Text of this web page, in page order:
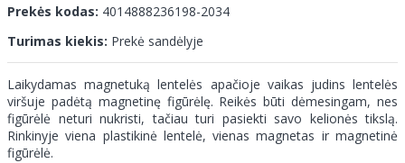
Prekės kodas: 4014888236198-2034
Turimas kiekis: Prekė sandėlyje
Laikydamas magnetuką lentelės apačioje vaikas judins lentelės
viršuje padėtą magnetinę figūrėlę. Reikės būti dėmesingam, nes
figūrėlė neturi nukristi, tačiau turi pasiekti savo kelionės tikslą.
Rinkinyje viena plastikinė lentelė, vienas magnetas ir magnetinė
figūrėlė.